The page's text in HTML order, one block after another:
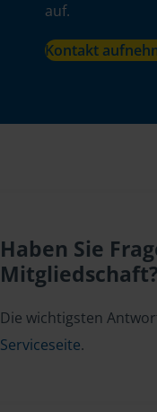
auf.
Kontakt
Haben Sie
Mitgliedschaft?
Die wichtigsten
Serviceseite.